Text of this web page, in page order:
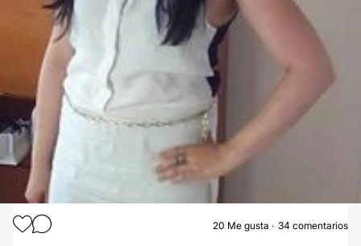
ELIMINAR ESTRÍAS
20 Me gusta 34 comentarios